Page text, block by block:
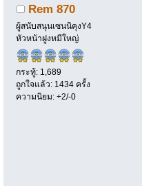
Rem 870
ผู้สนับสนุนเซนนิคุงY4
หัวหน้าฝูงหมีใหญ่
กระทู้: 1,689
ถูกใจแล้ว: 1434 ครั้ง
ความนิยม: +2/-0